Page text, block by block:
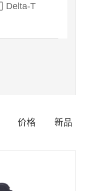
Delta-T
价格 新品